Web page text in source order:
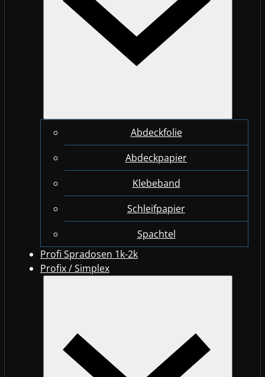
Abdeckfolie
Abdeckpapier
Klebeband
Schleifpapier
Spachtel
Profi Spradosen 1k-2k
Profix / Simplex